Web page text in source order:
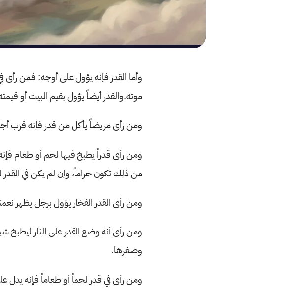
وأما القدر فإنه يؤول على أوجه: فمن
موته.والقدر أيضاً يؤول بقيم البيت أو
ومن رأى مريضاً يأكل من قدر فإنه قرب
ومن رأى قدراً يطبخ فيها لحم أو طعام
من ذلك تكون حراماً، وإن لم يكن في القدر
ومن رأى القدر الفخار يؤول برجل يظهر
ومن رأى أنه وضع القدر على النار
وصغرها.
ومن رأى في قدر لحماً أو طعاماً فإنه